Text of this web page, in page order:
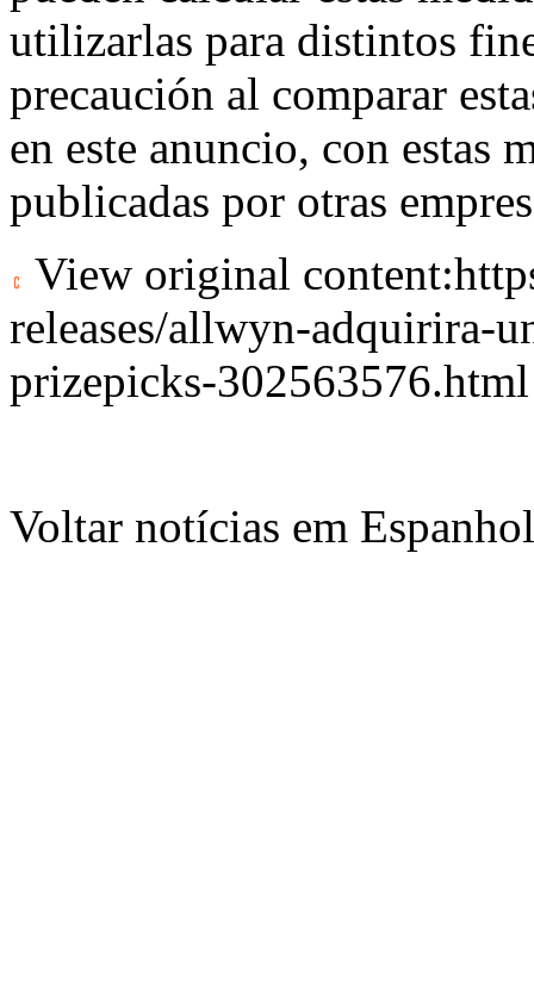
utilizarlas para distintos
precaución al comparar
en este anuncio, con estas
publicadas por otras
View original content:
releases/allwyn-adquirira-
prizepicks-302563576.html
Voltar notícias em Espanhol